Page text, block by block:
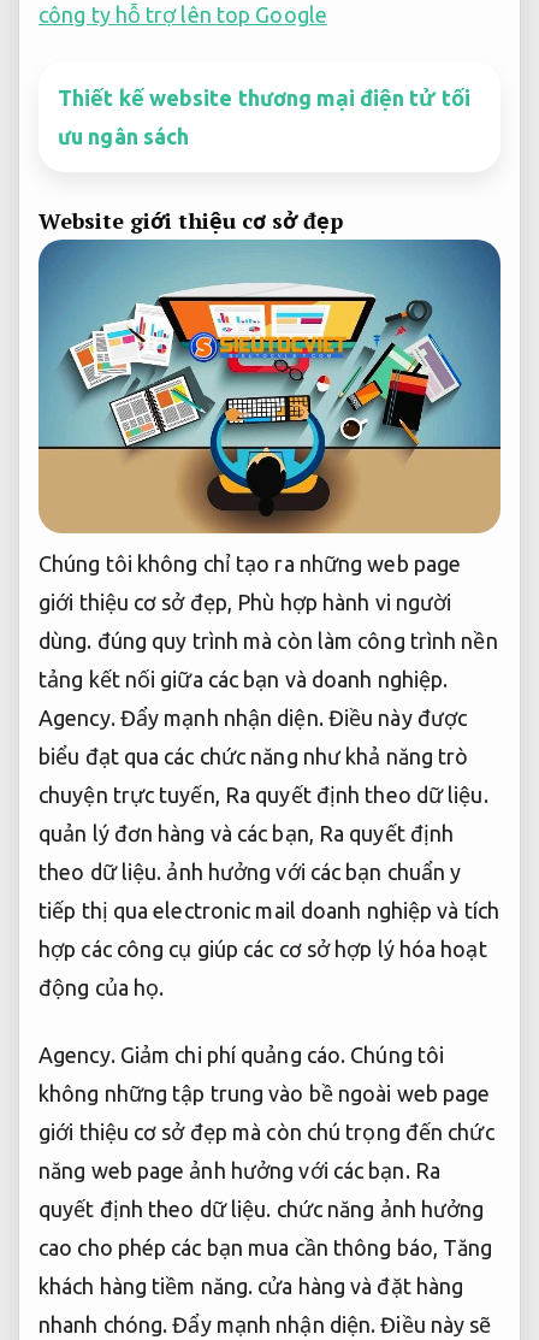
công ty hỗ trợ lên top Google
Thiết kế website thương mại điện tử tối
ưu ngân sách
Website giới thiệu cơ sở đẹp
Chúng tôi không chỉ tạo ra những web page
giới thiệu cơ sở đẹp, Phù hợp hành vi người
dùng. đúng quy trình mà còn làm công trình nền
tảng kết nối giữa các bạn và doanh nghiệp.
Agency. Đẩy mạnh nhận diện.Điều này được
biểu đạt qua các chức năng như khả năng trò
chuyện trực tuyến, Ra quyết định theo dữ liệu.
quản lý đơn hàng và các bạn, Ra quyết định
theo dữ liệu. ảnh hưởng với các bạn chuẩn y
tiếp thị qua electronic mail doanh nghiệp và tích
hợp các công cụ giúp các cơ sở hợp lý hóa hoạt
động của họ.
Agency. Giảm chi phí quảng cáo. Chúng tôi
không những tập trung vào bề ngoài web page
giới thiệu cơ sở đẹp mà còn chú trọng đến chức
năng web page ảnh hưởng với các bạn. Ra
quyết định theo dữ liệu. chức năng ảnh hưởng
cao cho phép các bạn mua cần thông báo, Tăng
khách hàng tiềm năng. cửa hàng và đặt hàng
nhanh chóng.Đẩy mạnh nhận diện. Điều này sẽ